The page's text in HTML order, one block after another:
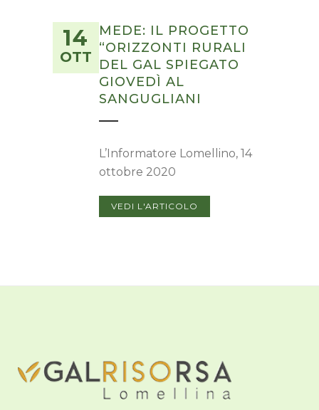
14
OTT
MEDE: IL PROGETTO
“ORIZZONTI RURALI
DEL GAL SPIEGATO
GIOVEDÌ AL
SANGUGLIANI
L’Informatore Lomellino, 14
ottobre 2020
VEDI L'ARTICOLO